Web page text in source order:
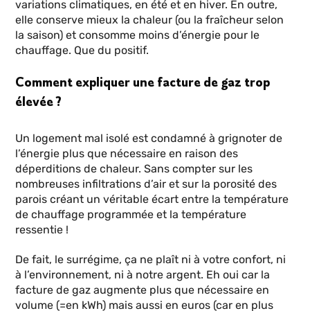
variations climatiques, en été et en hiver. En outre,
elle conserve mieux la chaleur (ou la fraîcheur selon
la saison) et consomme moins d’énergie pour le
chauffage. Que du positif.
Comment expliquer une facture de gaz trop
élevée ?
Un logement mal isolé est condamné à grignoter de
l’énergie plus que nécessaire en raison des
déperditions de chaleur. Sans compter sur les
nombreuses infiltrations d’air et sur la porosité des
parois créant un véritable écart entre la température
de chauffage programmée et la température
ressentie !
De fait, le surrégime, ça ne plaît ni à votre confort, ni
à l’environnement, ni à notre argent. Eh oui car la
facture de gaz augmente plus que nécessaire en
volume (=en kWh) mais aussi en euros (car en plus